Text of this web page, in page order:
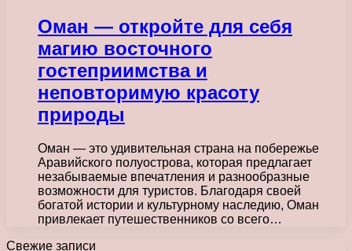
Оман — откройте для себя
магию восточного
гостеприимства и
неповторимую красоту
природы
Оман — это удивительная страна на побережье
Аравийского полуострова, которая предлагает
незабываемые впечатления и разнообразные
возможности для туристов. Благодаря своей
богатой истории и культурному наследию, Оман
привлекает путешественников со всего…
Свежие записи